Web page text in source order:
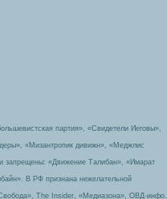
партия», «Свидетели Иеговы»,
«Мизантропик дивижн», «Меджлис
и запрещены: «Движение Талибан», «Имарат
В РФ признана нежелательной
The Insider, «Медиазона», ОВД-инфо.